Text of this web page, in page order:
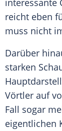
interessante
reicht eben
muss nicht
Darüber
starken
Vörtler auf
Fall sogar
eigentlichen